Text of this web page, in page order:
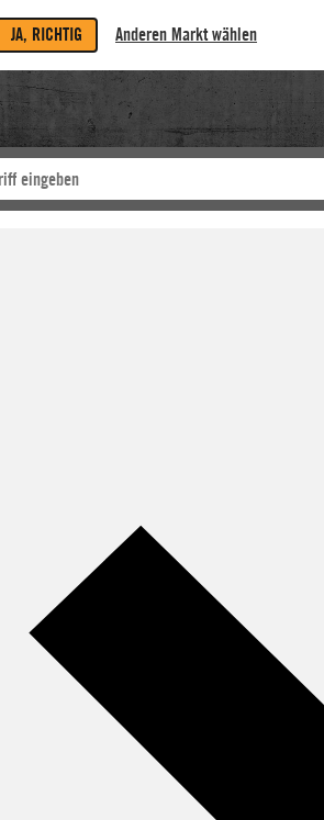
JA, RICHTIG Anderen Markt wählen